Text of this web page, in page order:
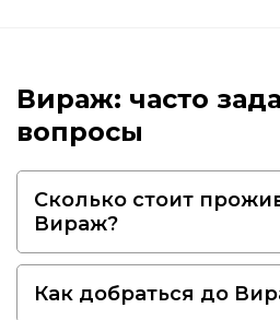
Вираж: часто
вопросы
Сколько стоит
Вираж?
Как добраться до